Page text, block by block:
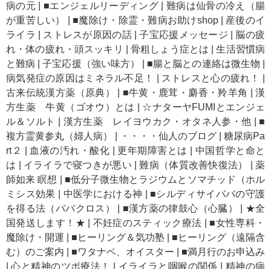
病の元
■エンジェルリーディング
難病は仙骨の冷え（腸
が重苦しい）
■魔除け・除霊・難病お助けshop| 産後のイ
ライラ
ストレスが原因の話|子宝応援メッセージ
脳の疲
れ・体の疲れ・頭スッキリ
|骨粗しょう症とは |生活習慣病
と難病 |子宝応援（強い味方） ■腸と脳との連絡は微生物
病気発症の原因はミネラル不足！
ストレスと心の疲れ！
古来伝統漢方薬（原典）
■牛黄・鹿茸・麝香・羚羊角 |漢
方生薬 牛黄（ゴオウ）とは
☆ナターヤFUMIとエンジェ
ル＆ソルト
漢方生薬 レイヨウカク・オタネ人参・他
■
複方霊黄参丸（婦人病）
・・・・仙人のブログ
糖尿病Pa
rt２
血液の汚れ・酸化 |更年期障害とは
中国哲学と命と
は
イライラで寝つきが悪い |難病（体質改善快復法） |薬
師如来 瞑想
■低分子微生物とラジウムとソマチッド（ホル
ミシス効果
中医学における神
■シルディサイババの守護
を得る法（ババクロス）
■漢方薬の律鼓心（心臓）
★全
国発送します！★
不妊症のスティック療法
■女性専科・
魔除け・開運
■ヒーリング＆気功塾
■ヒーリング（遠隔含
む）のご案内
■ワタナベ、オイスター
■満月行のお申込み
|心と精神のツボ療法！ イライラと咽喉の関係 精神の病